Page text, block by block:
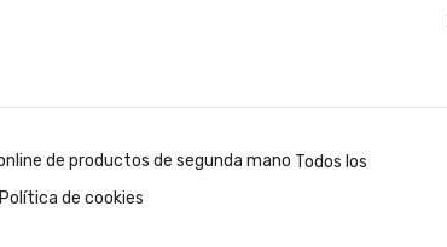
Todos los
Política de cookies